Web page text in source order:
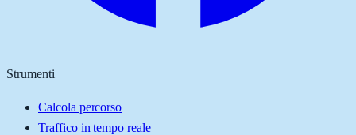
Strumenti
Calcola percorso
Traffico in tempo reale